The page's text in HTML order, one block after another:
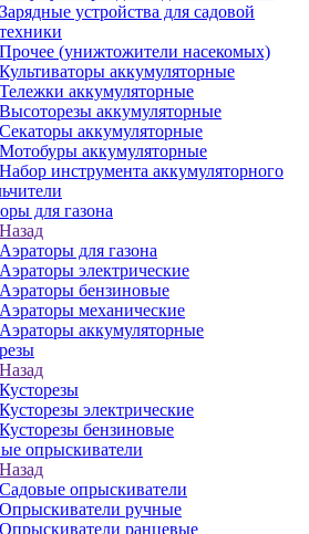
Зарядные устройства для садовой
техники
Прочее (унижтожители насекомых)
Культиваторы аккумуляторные
Тележки аккумуляторные
Высоторезы аккумуляторные
Секаторы аккумуляторные
Мотобуры аккумуляторные
Набор инструмента аккумуляторного
для газона
Назад
Аэраторы для газона
Аэраторы электрические
Аэраторы бензиновые
Аэраторы механические
Аэраторы аккумуляторные
Назад
Кусторезы
Кусторезы электрические
Кусторезы бензиновые
опрыскиватели
Назад
Садовые опрыскиватели
Опрыскиватели ручные
Опрыскиватели ранцевые